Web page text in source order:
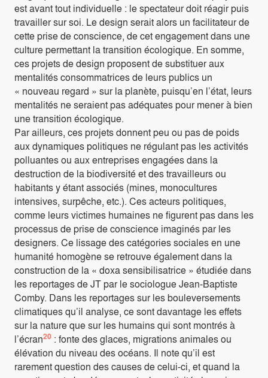
est avant tout individuelle : le spectateur doit réagir puis
travailler sur soi. Le design serait alors un facilitateur de
cette prise de conscience, de cet engagement dans une
culture permettant la transition écologique. En somme,
ces projets de design proposent de substituer aux
mentalités consommatrices de leurs publics un
« nouveau regard » sur la planète, puisqu’en l’état, leurs
mentalités ne seraient pas adéquates pour mener à bien
une transition écologique.
Par ailleurs, ces projets donnent peu ou pas de poids
aux dynamiques politiques ne régulant pas les activités
polluantes ou aux entreprises engagées dans la
destruction de la biodiversité et des travailleurs ou
habitants y étant associés (mines, monocultures
intensives, surpêche, etc.). Ces acteurs politiques,
comme leurs victimes humaines ne figurent pas dans les
processus de prise de conscience imaginés par les
designers. Ce lissage des catégories sociales en une
humanité homogène se retrouve également dans la
construction de la « doxa sensibilisatrice » étudiée dans
les reportages de JT par le sociologue Jean-Baptiste
Comby. Dans les reportages sur les bouleversements
climatiques qu’il analyse, ce sont davantage les effets
sur la nature que sur les humains qui sont montrés à
l’écran20 : fonte des glaces, migrations animales ou
élévation du niveau des océans. Il note qu’il est
rarement question des causes de celui-ci, et quand la